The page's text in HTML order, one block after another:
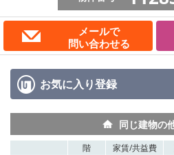
メールで
問い合わせる
お気に入り登録
同じ建物の
階 家賃/共益費